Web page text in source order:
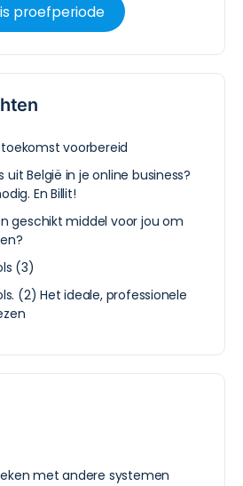
proefperiode
voorbereid
België in je online business?
En Billit!
geschikt middel voor jou om
(3)
(2) Het ideale, professionele
met andere systemen